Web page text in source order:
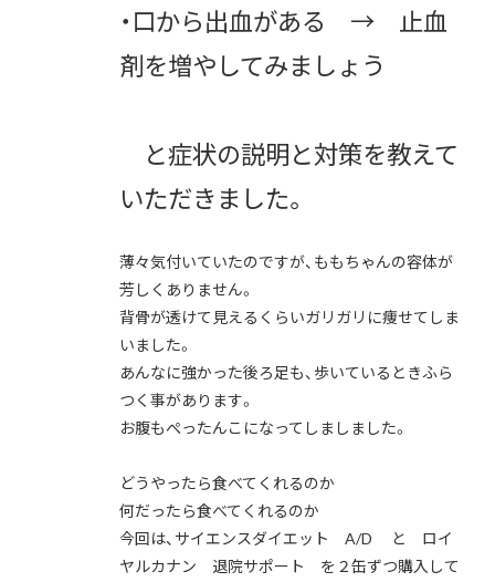
・口から出血がある → 止血
剤を増やしてみましょう
と症状の説明と対策を教えて
いただきました。
薄々気付いていたのですが、ももちゃんの容体が
芳しくありません。
背骨が透けて見えるくらいガリガリに痩せてしま
いました。
あんなに強かった後ろ足も、歩いているときふら
つく事があります。
お腹もぺったんこになってしましました。
どうやったら食べてくれるのか
何だったら食べてくれるのか
今回は、サイエンスダイエット A/D と ロイ
ヤルカナン 退院サポート を２缶ずつ購入して